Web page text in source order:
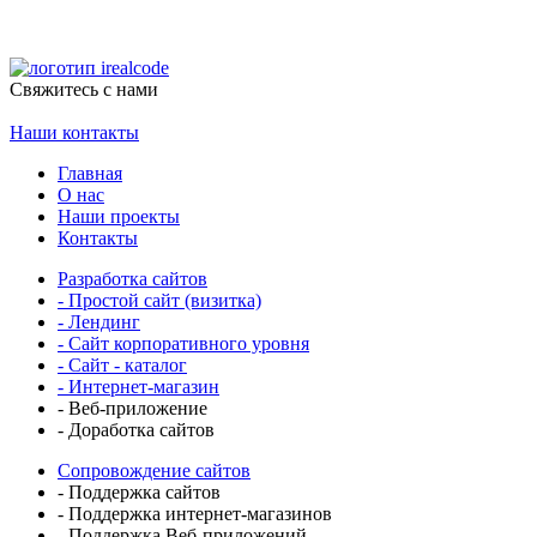
Свяжитесь с нами
Наши контакты
Главная
О нас
Наши проекты
Контакты
Разработка сайтов
- Простой сайт (визитка)
- Лендинг
- Сайт корпоративного уровня
- Сайт - каталог
- Интернет-магазин
- Веб-приложение
- Доработка сайтов
Сопровождение сайтов
- Поддержка сайтов
- Поддержка интернет-магазинов